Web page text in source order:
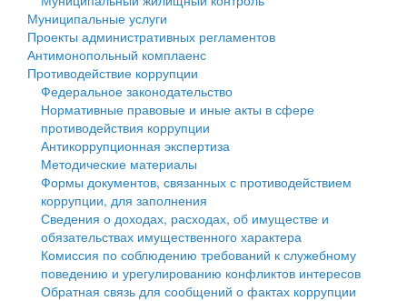
Деятельность МУ
Нормативы градостроительного проектирования
Правила землепользования и застройки
Генеральные планы
Проекты планировки территории
Собрание депутатов
Городское поселение
Сельские поселения
Муниципальные услуги
Проекты административных регламентов
Антимонопольный комплаенс
Противодействие коррупции
Федеральное законодательство
Нормативные правовые и иные акты в сфере
противодействия коррупции
Антикоррупционная экспертиза
Методические материалы
Формы документов, связанных с противодействием
коррупции, для заполнения
Сведения о доходах, расходах, об имуществе и
обязательствах имущественного характера
Комиссия по соблюдению требований к служебному
поведению и урегулированию конфликтов интересов
Обратная связь для сообщений о фактах коррупции